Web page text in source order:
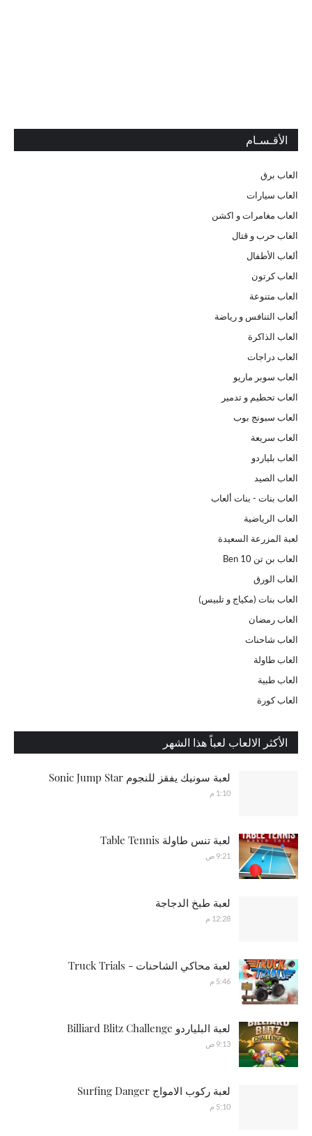
الأقـسـام
العاب برق
العاب سيارات
العاب مغامرات و اكشن
العاب حرب و قتال
ألعاب الأطفال
العاب كرتون
العاب متنوعة
ألعاب التنافس و رياضة
العاب الذاكرة
العاب دراجات
العاب سوبر ماريو
العاب تحطيم و تدمير
العاب سبونج بوب
العاب سريعة
العاب بلياردو
العاب الصيد
العاب بنات - بنات ألعاب
العاب الرياضية
لعبة المزرعة السعيدة
العاب بن تن Ben 10
العاب الورق
العاب بنات (مكياج و تلبيس)
العاب رمضان
العاب شاحنات
العاب طاولة
العاب طبية
العاب كورة
الأكثر الالعاب لعباً هذا الشهر
لعبة سونيك يفقز للنجوم Sonic Jump Star
1:10 م
لعبة تنس طاولة Table Tennis
9:21 ص
لعبة طبخ الدجاجة
12:28 م
لعبة محاكي الشاحنات - Truck Trials
5:46 م
لعبة البلياردو Billiard Blitz Challenge
9:13 ص
لعبة ركوب الامواج Surfing Danger
5:10 م